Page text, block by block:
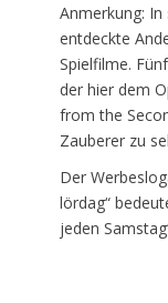
Anmerkung:
entdeckte
Spielfilme.
der hier dem
from the
Zauberer zu
Der
lördag“
jeden